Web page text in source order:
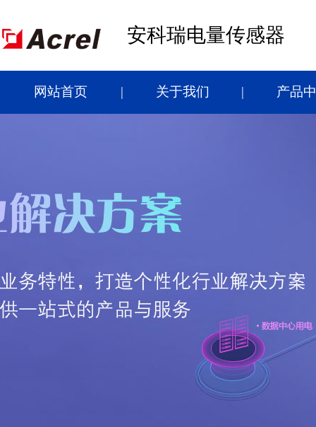
安科瑞电量传感器
网站首页 关于我们 产品